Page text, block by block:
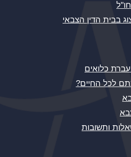
בבית הדין הצבאי
לכל החיים?
ותשובות